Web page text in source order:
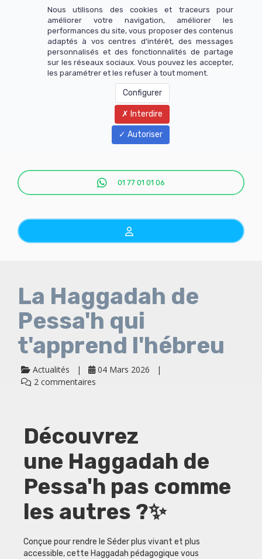
Menu
01 77 01 01 06
La Haggadah de
Pessa'h qui
t'apprend l'hébreu
Actualités
04 Mars 2026
2 commentaires
Découvrez
une Haggadah de
Pessa'h pas comme
les autres ?✨
Conçue pour rendre le Séder plus vivant et plus
accessible, cette Haggadah pédagogique vous
Nous utilisons des cookies et traceurs pour
améliorer votre navigation, améliorer les
performances du site, vous proposer des contenus
adaptés à vos centres d’intérêt, des messages
personnalisés et des fonctionnalités de partage
sur les réseaux sociaux. Vous pouvez les accepter,
les paramétrer et les refuser à tout moment.
Configurer
Interdire
Autoriser